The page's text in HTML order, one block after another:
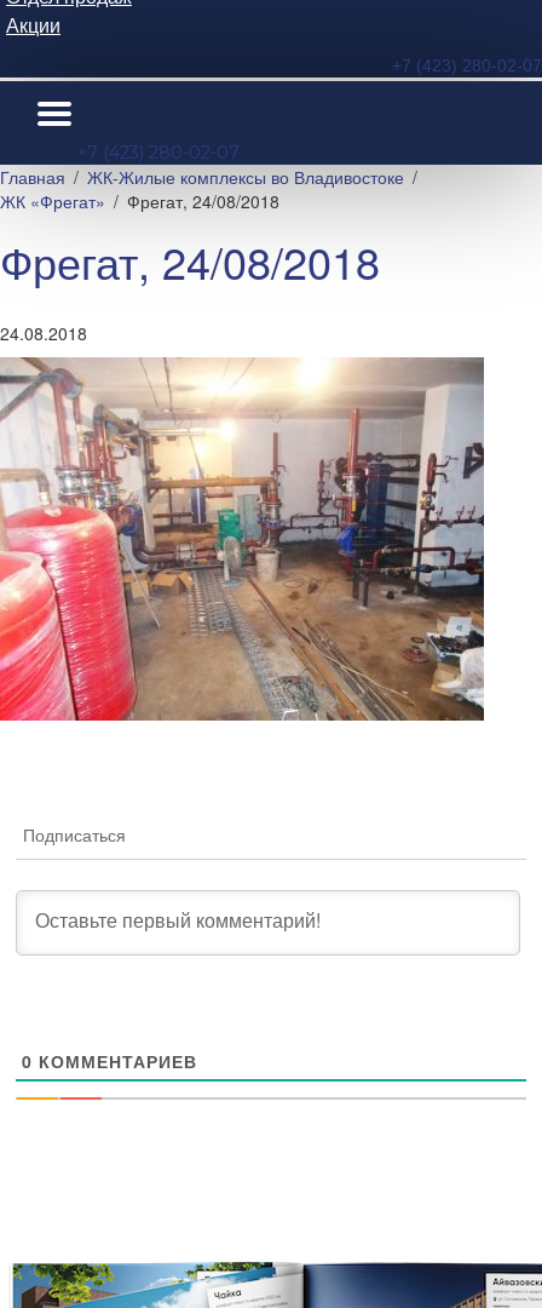
Акции
+7 (423) 280-02-07
+7 (423) 280-02-07
Главная
ЖК-Жилые комплексы во Владивостоке
ЖК «Фрегат»
Фрегат, 24/08/2018
Фрегат, 24/08/2018
24.08.2018
Подписаться
0 КОММЕНТАРИЕВ